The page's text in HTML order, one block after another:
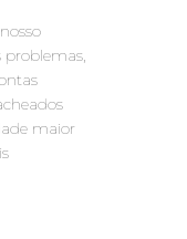
problemas,
maior